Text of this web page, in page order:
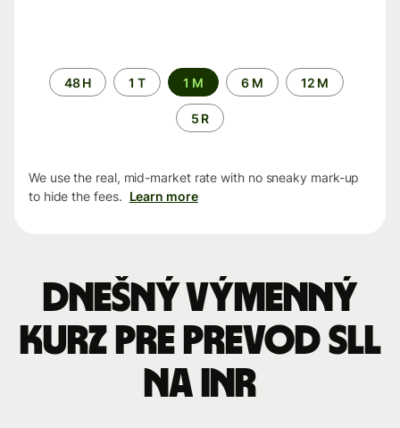
Time
period
48 H 1 T 1 M 6 M 12 M
5 R
We use the real, mid-market rate with no sneaky mark-up
to hide the fees. Learn more
Dnešný výmenný
kurz pre prevod SLL
na INR